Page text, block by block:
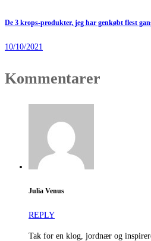
De 3 krops-produkter, jeg har genkøbt flest
10/10/2021
Kommentarer
Julia Venus
REPLY
Tak for en klog, jordnær og